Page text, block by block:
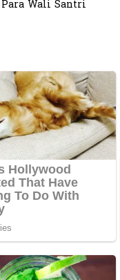
v
a
s
i
p
o
s
Para Wali Santri